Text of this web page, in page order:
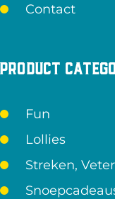
Contact
Product
Fun
Lollies
Streken,